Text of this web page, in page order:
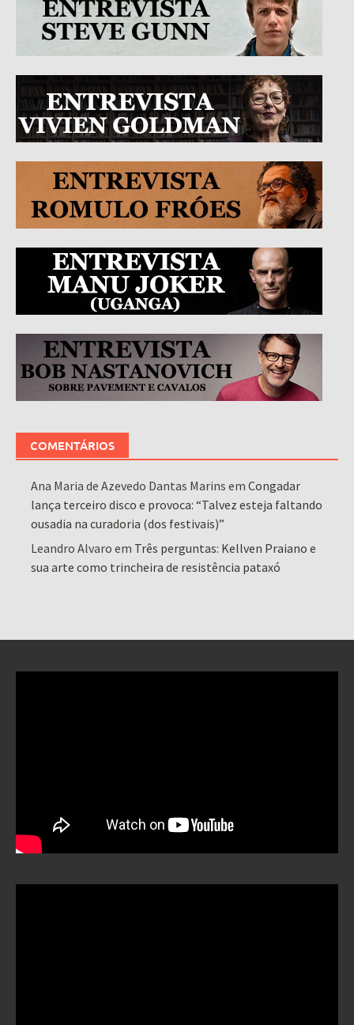
COMENTÁRIOS
Ana Maria de Azevedo Dantas Marins emCongadar
lança terceiro disco e provoca: “Talvez esteja faltando
ousadia na curadoria (dos festivais)”
Leandro Alvaro em Três perguntas: Kellven Praiano e
sua arte como trincheira de resistência pataxó